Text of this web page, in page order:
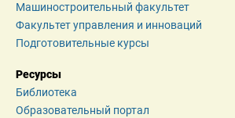
Машиностроительный факультет
Факультет управления и инноваций
Подготовительные курсы
Ресурсы
Библиотека
Образовательный портал